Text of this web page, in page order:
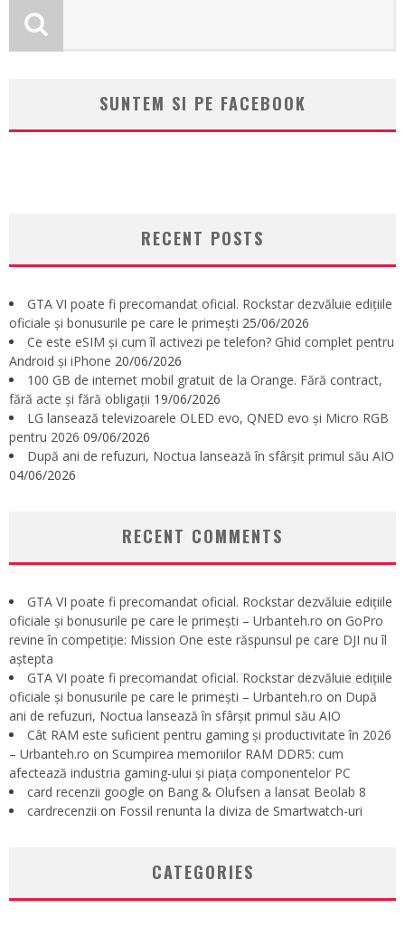
SUNTEM SI PE FACEBOOK
RECENT POSTS
GTA VI poate fi precomandat oficial. Rockstar dezvăluie edițiile
oficiale și bonusurile pe care le primești 25/06/2026
Ce este eSIM și cum îl activezi pe telefon? Ghid complet pentru
Android și iPhone 20/06/2026
100 GB de internet mobil gratuit de la Orange. Fără contract,
fără acte și fără obligații 19/06/2026
LG lansează televizoarele OLED evo, QNED evo și Micro RGB
pentru 2026 09/06/2026
După ani de refuzuri, Noctua lansează în sfârșit primul său AIO
04/06/2026
RECENT COMMENTS
GTA VI poate fi precomandat oficial. Rockstar dezvăluie edițiile
oficiale și bonusurile pe care le primești – Urbanteh.ro on GoPro
revine în competiție: Mission One este răspunsul pe care DJI nu îl
aștepta
GTA VI poate fi precomandat oficial. Rockstar dezvăluie edițiile
oficiale și bonusurile pe care le primești – Urbanteh.ro on După
ani de refuzuri, Noctua lansează în sfârșit primul său AIO
Cât RAM este suficient pentru gaming și productivitate în 2026
– Urbanteh.ro on Scumpirea memoriilor RAM DDR5: cum
afectează industria gaming-ului și piața componentelor PC
card recenzii google on Bang & Olufsen a lansat Beolab 8
cardrecenzii on Fossil renunta la diviza de Smartwatch-uri
CATEGORIES